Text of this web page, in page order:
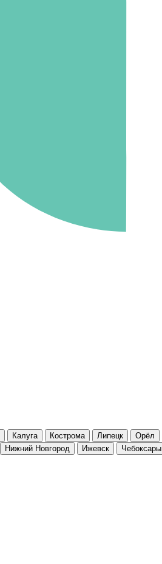
Калуга Кострома Липецк Орёл
Нижний Новгород Ижевск Чебоксары